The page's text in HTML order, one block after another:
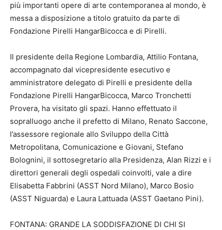
più importanti opere di arte contemporanea al mondo, è
messa a disposizione a titolo gratuito da parte di
Fondazione Pirelli HangarBicocca e di Pirelli.
Il presidente della Regione Lombardia, Attilio Fontana,
accompagnato dal vicepresidente esecutivo e
amministratore delegato di Pirelli e presidente della
Fondazione Pirelli HangarBicocca, Marco Tronchetti
Provera, ha visitato gli spazi. Hanno effettuato il
sopralluogo anche il prefetto di Milano, Renato Saccone,
l’assessore regionale allo Sviluppo della Città
Metropolitana, Comunicazione e Giovani, Stefano
Bolognini, il sottosegretario alla Presidenza, Alan Rizzi e i
direttori generali degli ospedali coinvolti, vale a dire
Elisabetta Fabbrini (ASST Nord Milano), Marco Bosio
(ASST Niguarda) e Laura Lattuada (ASST Gaetano Pini).
FONTANA: GRANDE LA SODDISFAZIONE DI CHI SI